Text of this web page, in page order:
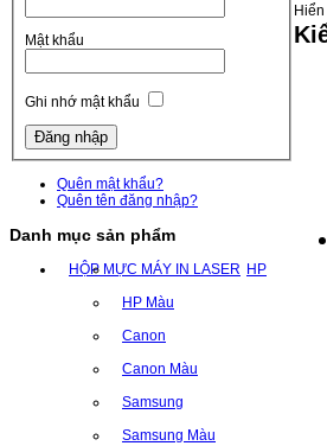
Mật khẩu
Ghi nhớ mật khẩu
Quên mật khẩu?
Quên tên đăng nhập?
Danh mục sản phẩm
HỘP MỰC MÁY IN LASER HP
HP Màu
Canon
Canon Màu
Samsung
Samsung Màu